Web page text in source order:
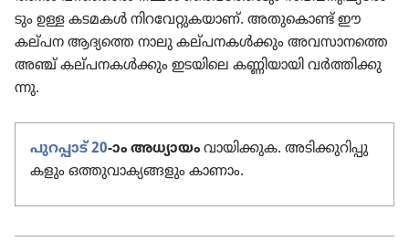
ടും ഉള്ള കടമകൾ നിറ​വേ​റ്റു​ക​യാണ്‌. അതു​കൊണ്ട്‌ ഈ
കല്‌പന ആദ്യത്തെ നാലു കല്‌പ​ന​കൾക്കും അവസാ​നത്തെ
അഞ്ച്‌ കല്‌പ​ന​കൾക്കും ഇടയിലെ കണ്ണിയാ​യി വർത്തി​ക്കു​
ന്നു.
പുറപ്പാട്‌ 20-ാം അധ്യായം വായി​ക്കുക. അടിക്കു​റി​പ്പു​
ക​ളും ഒത്തുവാ​ക്യ​ങ്ങ​ളും കാണാം.